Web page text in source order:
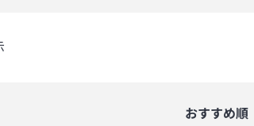
おすすめ順